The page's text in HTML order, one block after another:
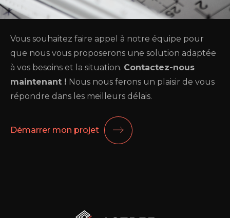
Vous souhaitez faire appel à notre équipe pour
que nous vous proposerons une solution adaptée
à vos besoins et la situation. Contactez-nous
maintenant ! Nous nous ferons un plaisir de vous
répondre dans les meilleurs délais.
Démarrer mon projet